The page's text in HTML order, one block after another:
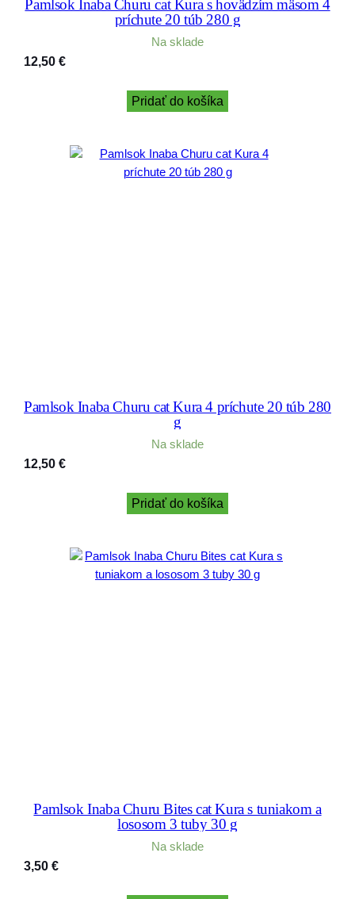
Pamlsok Inaba Churu cat Kura s hovädzím mäsom 4
príchute 20 túb 280 g
Na sklade
12,50 €
Pridať do košíka
Pamlsok Inaba Churu cat Kura 4 príchute 20 túb 280
g
Na sklade
12,50 €
Pridať do košíka
Pamlsok Inaba Churu Bites cat Kura s tuniakom a
lososom 3 tuby 30 g
Na sklade
3,50 €